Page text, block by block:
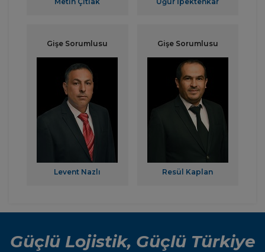
Gişe Sorumlusu
Levent Nazlı
Gişe Sorumlusu
Resül Kaplan
Güçlü Lojistik, Güçlü Türkiye